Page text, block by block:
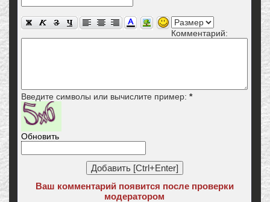
Комментарий:
Введите символы или вычислите пример: *
Обновить
Ваш комментарий появится после проверки
модератором